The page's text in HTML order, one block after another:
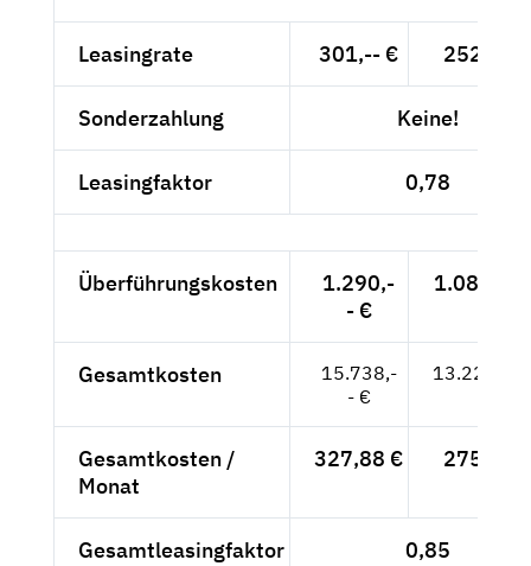
Leasingrate 301,-- € 252,94 €
Sonderzahlung Keine!
Leasingfaktor 0,78
Überführungskosten
1.290,-
- €
1.084,03
Gesamtkosten
15.738,-
- €
13.225,21
Gesamtkosten /
Monat
327,88 € 275,53 €
Gesamtleasingfaktor 0,85